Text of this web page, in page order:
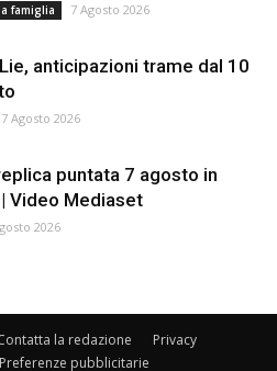
famiglia 7 Agosto 2026
anticipazioni trame dal 10
7 Agosto 2026
puntata 7 agosto in
Video Mediaset
2026
la redazione
Privacy
Preferenze pubblicitarie